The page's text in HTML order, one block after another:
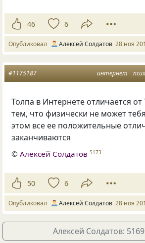
46 6
Опубликовал Алексей Солдатов 28 ноя
интернет
#1175187
Толпа в Интернете отличается
тем, что физически не может
этом все ее положительные
заканчиваются
©Алексей Солдатов 5173
50 6
Опубликовал Алексей Солдатов 28 ноя
Алексей Солдатов: